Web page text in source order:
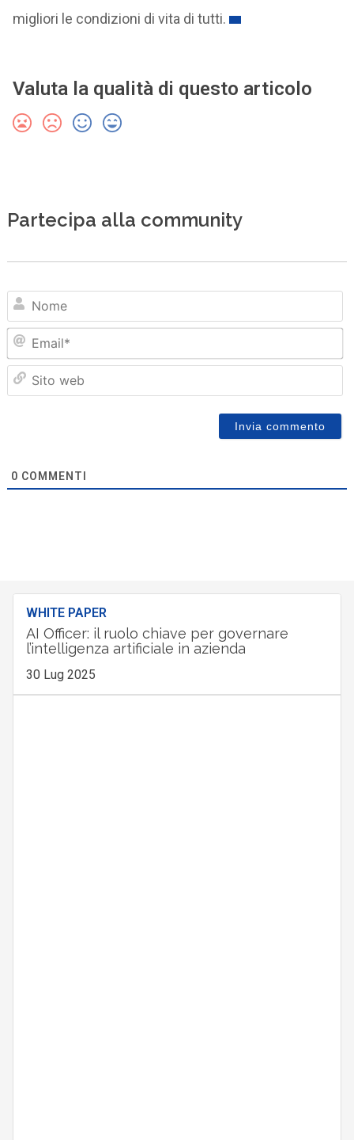
migliori le condizioni di vita di tutti.
Valuta la qualità di questo articolo
Partecipa alla community
0 COMMENTI
WHITE PAPER
AI Officer: il ruolo chiave per governare
l’intelligenza artificiale in azienda
30 Lug 2025